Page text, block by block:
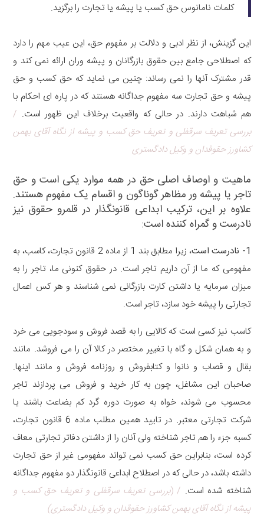
کلمات نامانوس حق کسب یا پیشه یا تجارت را برگزید.
این گزینش، از نظر ادبی و دلالت بر مفهوم حق، این عیب مهم را دارد
که اصطلاحی جامع بین حقوق بازرگانان و پیشه وران ارائه نمی کند و
قدر مشترک آنها را نمی رساند: چنین می نماید که حق کسب و حق
پیشه و حق تجارت سه مفهوم جداگانه هستند که در پاره ای احکام با
هم شباهت دارند. در حالی که واقعیت برخلاف این ظهور است. /
بررسی تعریف سرقفلی و تعریف حق کسب و پیشه از نگاه آقای بهمن
کشاورز حقوقدان و وکیل دادگستری
ماهیت و اوصاف اصلی حق در همه موارد یکی است و حق
تاجر یا پیشه ور مظاهر گوناگون و اقسام یک مفهوم هستند.
علاوه بر این، ترکیب ابداعی قانونگذار در قلمرو حقوق نیز
نادرست و گمراه کننده است:
1- نادرست است
، زیرا مطابق بند 1 از ماده 2 قانون تجارت، کاسب، به
مفهومی که ما از آن داریم تاجر است. در حقوق کنونی ما، تاجر را به
میزان سرمایه یا داشتن کارت بازرگانی نمی شناسند و هر کس اعمال
تجارتی را پیشه خود سازد، تاجر است.
کاسب نیز کسی است که کالایی را به قصد فروش و سودجویی می خرد
و به همان شکل و گاه با تغییر مختصر در کالا آن را می فروشد. مانند
بقال و قصاب و نانوا و کتابفروش و روزنامه فروش و مانند اینها.
صاحبان این مشاغل، چون به کار خرید و فروش می پردازند تاجر
محسوب می شوند، خواه به صورت دوره گرد کم بضاعت باشند یا
شرکت تجارتی معتبر. در تایید همین مطلب ماده 6 قانون تجارت،
کسبه جزء را هم تاجر شناخته ولی آنان را از داشتن دفاتر تجارتی معاف
کرده است، بنابراین حق کسب نمی تواند مفهومی غیر از حق تجارت
داشته باشد، در حالی که در اصطلاح ابداعی قانونگذار دو مفهوم جداگانه
شناخته شده است. / (بررسی تعریف سرقفلی و تعریف حق کسب و
پیشه از نگاه آقای بهمن کشاورز حقوقدان و وکیل دادگستری)